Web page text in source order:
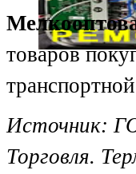
товаров
Источник:
Торговля.